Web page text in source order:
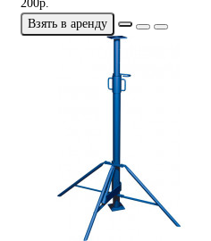
200р.
Взять в аренду